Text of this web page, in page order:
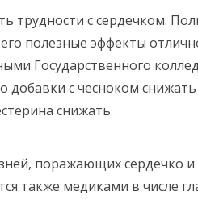
трудности с сердечком.
полезные эффекты
Государственного
с чесноком
снижать.
поражающих сердечко
также медиками в числе